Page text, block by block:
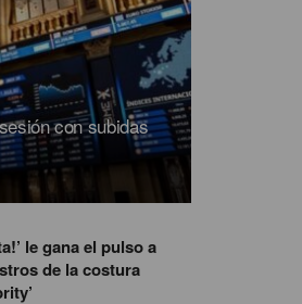
con subidas
le gana el pulso a
de la costura